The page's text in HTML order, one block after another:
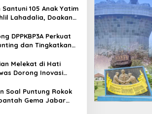
105 Anak Yatim
Lahadalia, Doakan
DPPKBP3A Perkuat
dan Tingkatkan
Melekat di Hati
Dorong Inovasi
Soal Puntung Rokok
Gema Jabar